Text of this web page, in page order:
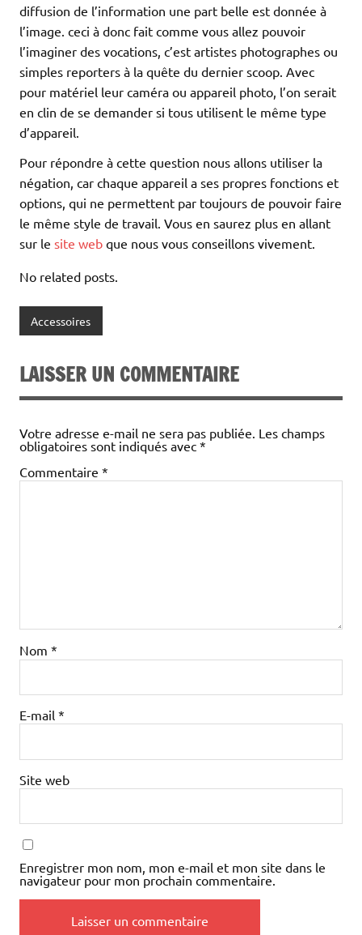
diffusion de l’information une part belle est donnée à
l’image. ceci à donc fait comme vous allez pouvoir
l’imaginer des vocations, c’est artistes photographes ou
simples reporters à la quête du dernier scoop. Avec
pour matériel leur caméra ou appareil photo, l’on serait
en clin de se demander si tous utilisent le même type
d’appareil.
Pour répondre à cette question nous allons utiliser la
négation, car chaque appareil a ses propres fonctions et
options, qui ne permettent par toujours de pouvoir faire
le même style de travail. Vous en saurez plus en allant
sur le site web que nous vous conseillons vivement.
No related posts.
Accessoires
LAISSER UN COMMENTAIRE
Votre adresse e-mail ne sera pas publiée. Les champs
obligatoires sont indiqués avec *
Commentaire *
Nom *
E-mail *
Site web
Enregistrer mon nom, mon e-mail et mon site dans le
navigateur pour mon prochain commentaire.